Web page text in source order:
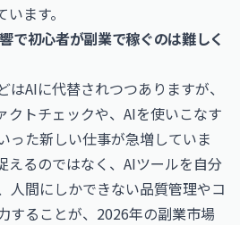
ます。
で初心者が副業で稼ぐのは難しく
AIに代替されつつありますが、
クトチェックや、AIを使いこなす
った新しい仕事が急増していま
えるのではなく、AIツールを自分
人間にしかできない品質管理やコ
することが、2026年の副業市場